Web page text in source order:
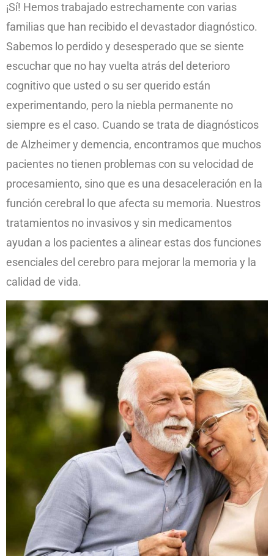
¡Sí! Hemos trabajado estrechamente con varias
familias que han recibido el devastador diagnóstico.
Sabemos lo perdido y desesperado que se siente
escuchar que no hay vuelta atrás del deterioro
cognitivo que usted o su ser querido están
experimentando, pero la niebla permanente no
siempre es el caso. Cuando se trata de diagnósticos
de Alzheimer y demencia, encontramos que muchos
pacientes no tienen problemas con su velocidad de
procesamiento, sino que es una desaceleración en la
función cerebral lo que afecta su memoria. Nuestros
tratamientos no invasivos y sin medicamentos
ayudan a los pacientes a alinear estas dos funciones
esenciales del cerebro para mejorar la memoria y la
calidad de vida.